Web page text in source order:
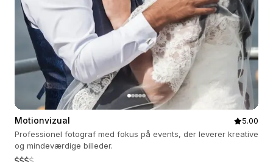
Motionvizual
5.00
Professionel fotograf med fokus på events, der leverer kreative
og mindeværdige billeder.